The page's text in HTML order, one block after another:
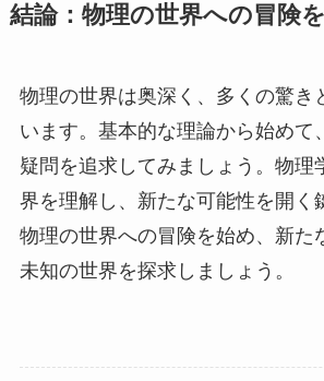
結論：物理の世界への冒険
物理の世界は奥深く、多くの驚き
います。基本的な理論から始めて
疑問を追求してみましょう。物理
界を理解し、新たな可能性を開く
物理の世界への冒険を始め、新た
未知の世界を探求しましょう。